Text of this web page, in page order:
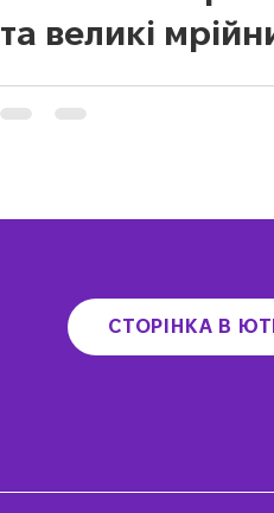
та великі
СТОРІНКА В